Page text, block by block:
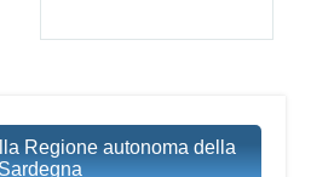
Regione autonoma della